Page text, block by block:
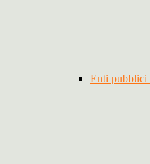
Enti pubblici